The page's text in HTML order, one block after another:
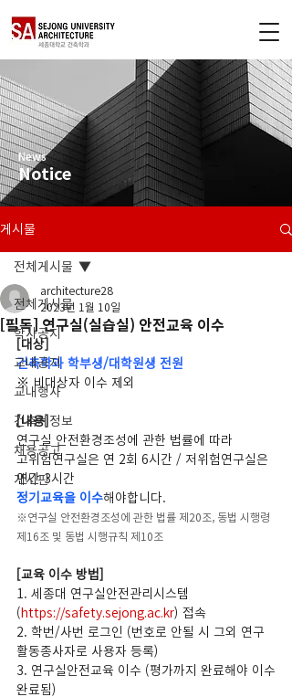
News
Notice
게시물
전체게시물
학사공지
교내공지
교내행사
건축계정보
채용공고
게시판
전체게시물
[필독] 연구실(실습실) 안전교육 이수
architecture28
2023년 1월 10일
[대상]
건축학과 학부생/대학원생 전원
※ 비대상자 이수 제외
[내용]
연구실 안전환경조성에 관한 법률에 따라
고위험연구실은 연 2회 6시간 / 저위험연구실은
연간 3시간
정기교육을 이수해야합니다.
※연구실 안전환경조성에 관한 법률 제20조, 동법 시행령
제16조 및 동법 시행규칙 제10조
[교육 이수 방법]
1. 세종대 연구실안전관리시스템
( https://safety.sejong.ac.kr) 접속
2. 학번/사번 로그인 (번호로 안될 시 그외 연구
활동종사자로 사용자 등록)
3. 연구실안전교육 이수 (평가까지 완료해야 이수
완료됨)